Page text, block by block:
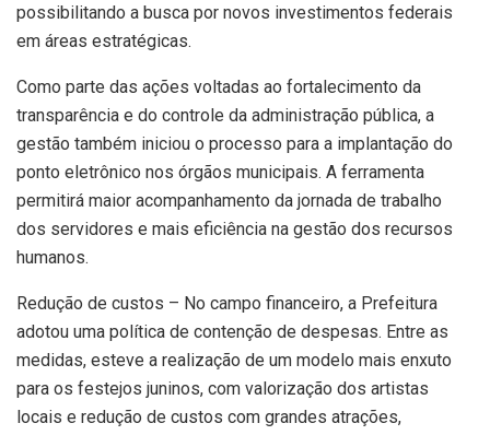
possibilitando a busca por novos investimentos federais
em áreas estratégicas.
Como parte das ações voltadas ao fortalecimento da
transparência e do controle da administração pública, a
gestão também iniciou o processo para a implantação do
ponto eletrônico nos órgãos municipais. A ferramenta
permitirá maior acompanhamento da jornada de trabalho
dos servidores e mais eficiência na gestão dos recursos
humanos.
Redução de custos – No campo financeiro, a Prefeitura
adotou uma política de contenção de despesas. Entre as
medidas, esteve a realização de um modelo mais enxuto
para os festejos juninos, com valorização dos artistas
locais e redução de custos com grandes atrações,